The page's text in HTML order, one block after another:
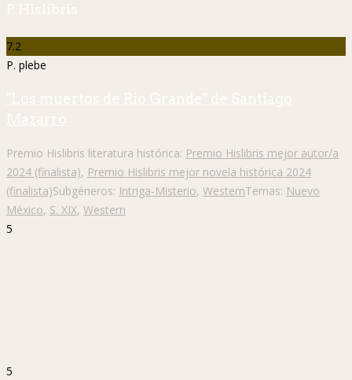
P. Hislibris
7.2
P. plebe
"Los muertos de Río Grande" de Santiago
Mazarro
Premio Hislibris literatura histórica: Premio Hislibris mejor autor/a
2024 (finalista), Premio Hislibris mejor novela histórica 2024
(finalista)Subgéneros: Intriga-Misterio, WesternTemas: Nuevo
México, S. XIX, Western
5
5